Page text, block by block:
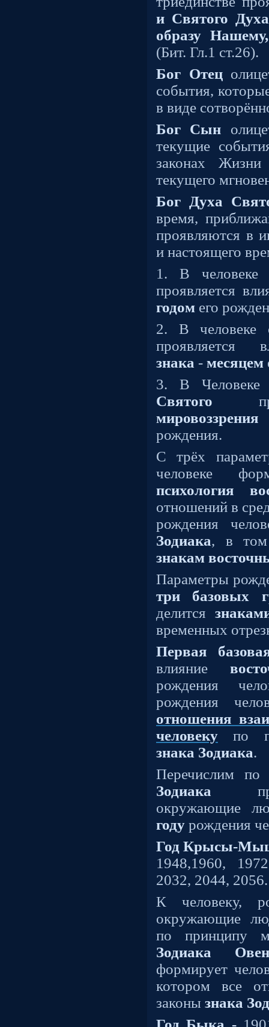
и Святого Духа
образу
(Бит. Гл.1 ст.26).
Бог Отец
события,
в виде
Бог Сын
текущие
законах
текущего
Бог Духа
время,
проявляются в
и настоящего
1. В человеке
проявляется
годом его
2. В человеке
проявляется
знака - месяцем
3. В Человеке
Святого
мировоззрения
рождения.
С трёх
человеке
психология
отношений в
рождения
Зодиака, в том
знакам
Параметры
три базовых
делится
временных
Первая
влияние
рождения
рождения
отношения
человеку по
знака Зодиака.
Перечислим
Зодиака
окружающие
году рождения
Год Крысы-
1948,1960,
2032, 2044, 2056.
К человеку,
окружающие
по принципу
Зодиака Овен
формирует
котором все
законы знака